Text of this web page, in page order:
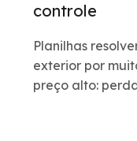
controle
Planilhas
exterior por
preço alto: